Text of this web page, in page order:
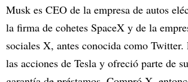
Musk es CEO de la empresa de autos
la firma de cohetes SpaceX y de la
sociales X, antes conocida como Twitter.
las acciones de Tesla y ofreció parte de